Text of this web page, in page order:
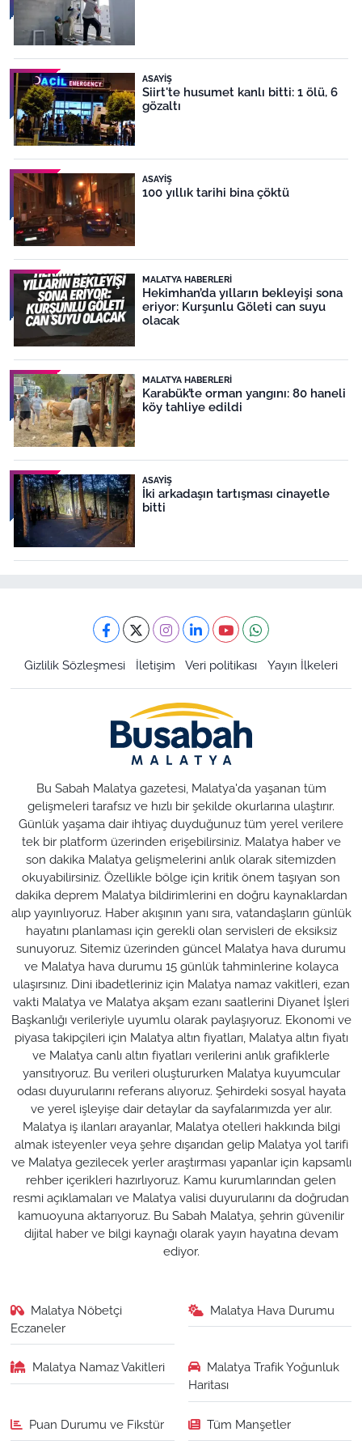
ASAYIŞ
Siirt'te husumet kanlı bitti: 1 ölü, 6
gözaltı
ASAYIŞ
100 yıllık tarihi bina çöktü
MALATYA HABERLERI
Hekimhan’da yılların bekleyişi sona
eriyor: Kurşunlu Göleti can suyu
olacak
MALATYA HABERLERI
Karabük’te orman yangını: 80 haneli
köy tahliye edildi
ASAYIŞ
İki arkadaşın tartışması cinayetle
bitti
Gizlilik Sözleşmesi İletişim Veri politikası Yayın İlkeleri
Bu Sabah Malatya gazetesi, Malatya'da yaşanan tüm
gelişmeleri tarafsız ve hızlı bir şekilde okurlarına ulaştırır.
Günlük yaşama dair ihtiyaç duyduğunuz tüm yerel verilere
tek bir platform üzerinden erişebilirsiniz. Malatya haber ve
son dakika Malatya gelişmelerini anlık olarak sitemizden
okuyabilirsiniz. Özellikle bölge için kritik önem taşıyan son
dakika deprem Malatya bildirimlerini en doğru kaynaklardan
alıp yayınlıyoruz. Haber akışının yanı sıra, vatandaşların günlük
hayatını planlaması için gerekli olan servisleri de eksiksiz
sunuyoruz. Sitemiz üzerinden güncel Malatya hava durumu
ve Malatya hava durumu 15 günlük tahminlerine kolayca
ulaşırsınız. Dini ibadetleriniz için Malatya namaz vakitleri, ezan
vakti Malatya ve Malatya akşam ezanı saatlerini Diyanet İşleri
Başkanlığı verileriyle uyumlu olarak paylaşıyoruz. Ekonomi ve
piyasa takipçileri için Malatya altın fiyatları, Malatya altın fiyatı
ve Malatya canlı altın fiyatları verilerini anlık grafiklerle
yansıtıyoruz. Bu verileri oluştururken Malatya kuyumcular
odası duyurularını referans alıyoruz. Şehirdeki sosyal hayata
ve yerel işleyişe dair detaylar da sayfalarımızda yer alır.
Malatya iş ilanları arayanlar, Malatya otelleri hakkında bilgi
almak isteyenler veya şehre dışarıdan gelip Malatya yol tarifi
ve Malatya gezilecek yerler araştırması yapanlar için kapsamlı
rehber içerikleri hazırlıyoruz. Kamu kurumlarından gelen
resmi açıklamaları ve Malatya valisi duyurularını da doğrudan
kamuoyuna aktarıyoruz. Bu Sabah Malatya, şehrin güvenilir
dijital haber ve bilgi kaynağı olarak yayın hayatına devam
ediyor.
Malatya Nöbetçi
Eczaneler
Malatya Hava Durumu
Malatya Namaz Vakitleri
Malatya Trafik Yoğunluk
Haritası
Puan Durumu ve Fikstür Tüm Manşetler